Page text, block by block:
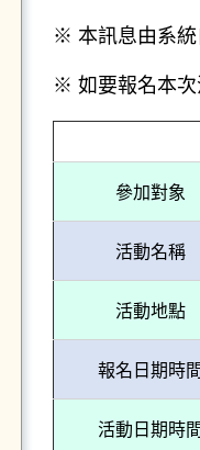
※ 本訊息由系統
※ 如要報名本次
參加對象
活動名稱
活動地點
報名日期時間
活動日期時間